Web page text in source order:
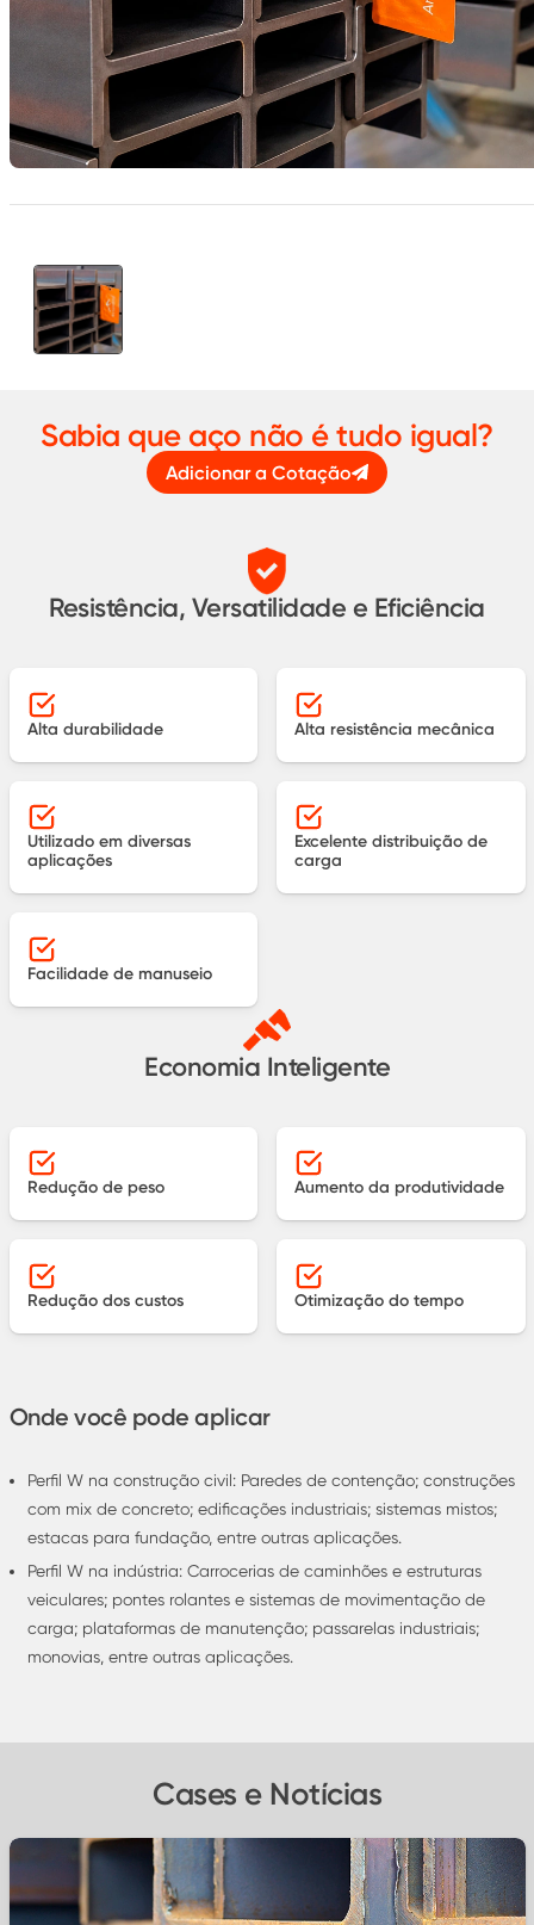
Sabia que aço não é tudo igual?
Adicionar a Cotação
Resistência, Versatilidade e Eficiência
Alta durabilidade Alta resistência mecânica
Utilizado em diversas
aplicações
Excelente distribuição de
carga
Facilidade de manuseio
Economia Inteligente
Redução de peso Aumento da produtividade
Redução dos custos Otimização do tempo
Onde você pode aplicar
Perfil W na construção civil: Paredes de contenção; construções
com mix de concreto; edificações industriais; sistemas mistos;
estacas para fundação, entre outras aplicações.
Perfil W na indústria: Carrocerias de caminhões e estruturas
veiculares; pontes rolantes e sistemas de movimentação de
carga; plataformas de manutenção; passarelas industriais;
monovias, entre outras aplicações.
Cases e Notícias